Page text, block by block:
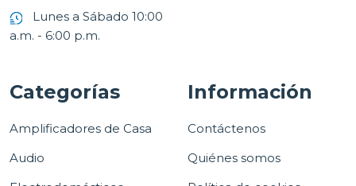
Lunes a Sábado 10:00
a.m. - 6:00 p.m.
Categorías
Amplificadores de Casa
Audio
Información
Contáctenos
Quiénes somos